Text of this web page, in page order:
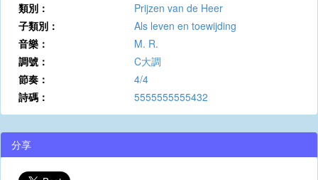
類別：
Prijzen van de Heer
子類別：
Als leven en toewijding
音樂：
M. R.
調號：
C大調
節奏：
4/4
詩碼：
5555555555432
分享